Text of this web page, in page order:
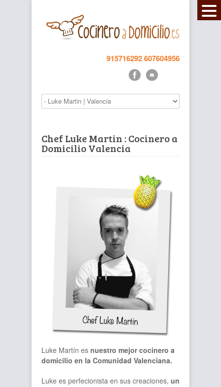
915716292607604956
Chef Luke Martin : Cocinero a
Domicilio Valencia
Luke Martín es nuestro mejor cocinero a
domicilio en la Comunidad Valenciana.
Luke es perfecionista en sus creaciones, un